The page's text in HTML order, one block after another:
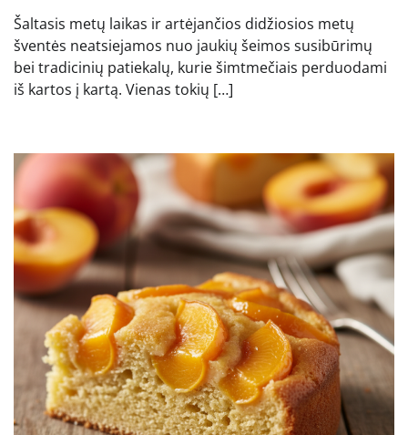
Šaltasis metų laikas ir artėjančios didžiosios metų
šventės neatsiejamos nuo jaukių šeimos susibūrimų
bei tradicinių patiekalų, kurie šimtmečiais perduodami
iš kartos į kartą. Vienas tokių […]